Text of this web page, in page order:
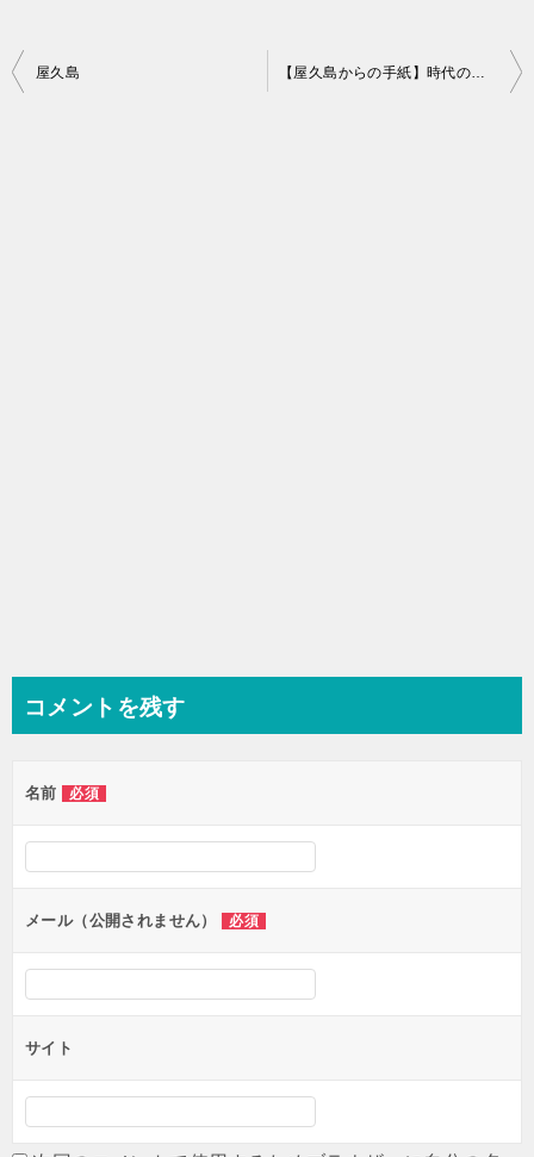
投
屋久島 【屋久島からの手紙】時代の流れに乗れない私の悩みとは？
コメントを残す
名前 必須
メール（公開されません） 必須
サイト